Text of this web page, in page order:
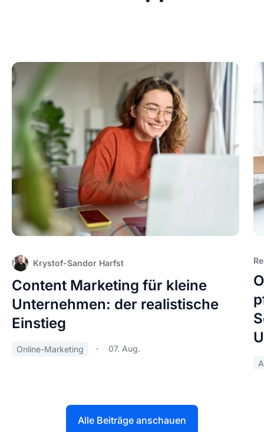
Krystof-Sandor Harfst
Content Marketing für kleine
Unternehmen: der realistische
Einstieg
Online-Marketing 07. Aug.
Alle Beiträge anschauen